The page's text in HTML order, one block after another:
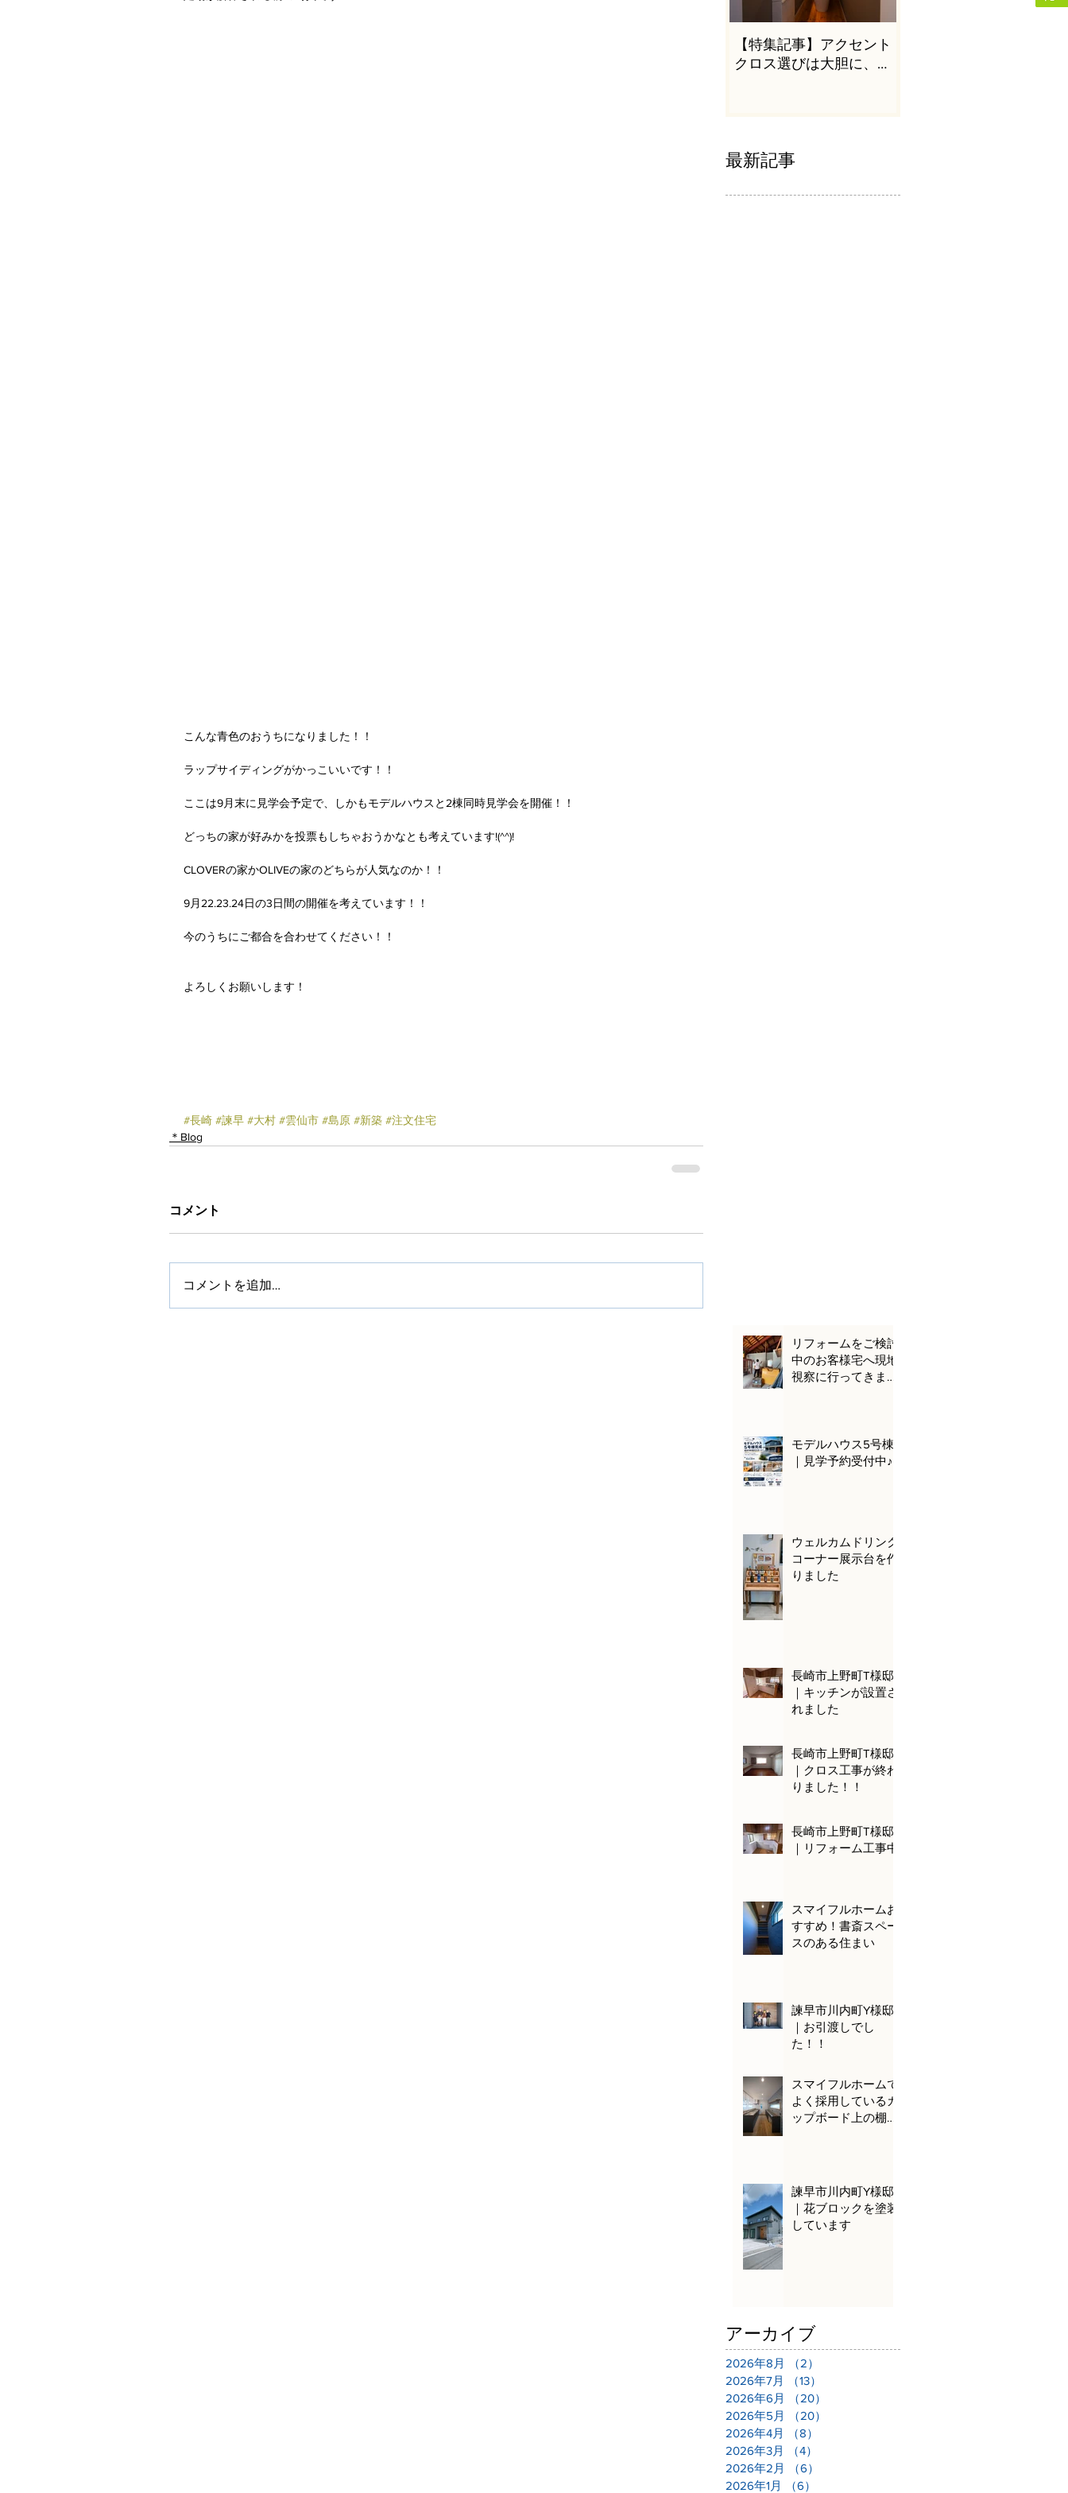
こんな青色のおうちになりました！！
ラップサイディングがかっこいいです！！
ここは9月末に見学会予定で、しかもモデルハウスと2棟同時見学会を開催！！
どっちの家が好みかを投票もしちゃおうかなとも考えています!(^^)!
CLOVERの家かOLIVEの家のどちらが人気なのか！！
9月22.23.24日の3日間の開催を考えています！！
今のうちにご都合を合わせてください！！
よろしくお願いします！
#長崎 #諫早 #大村 #雲仙市 #島原 #新築 #注文住宅
＊Blog
コメント
コメントを追加…
【特集記事】アクセント
クロス選びは大胆に、か
最新記事
リフォームをご検討
中のお客様宅へ現地
視察に行ってきまし
モデルハウス5号棟
｜見学予約受付中♪
ウェルカムドリンク
コーナー展示台を作
りました
長崎市上野町T様邸
｜キッチンが設置さ
れました
長崎市上野町T様邸
｜クロス工事が終わ
りました！！
長崎市上野町T様邸
｜リフォーム工事中
スマイフルホームお
すすめ！書斎スペー
スのある住まい
諫早市川内町Y様邸
｜お引渡しでし
た！！
スマイフルホームで
よく採用しているカ
ップボード上の棚を
諫早市川内町Y様邸
｜花ブロックを塗装
しています
アーカイブ
2026年8月 （2）
2026年7月
（13）
2026年6月
（20）
2026年5月
（20）
2026年4月
（8）
2026年3月
（4）
2026年2月
（6）
2026年1月
（6）